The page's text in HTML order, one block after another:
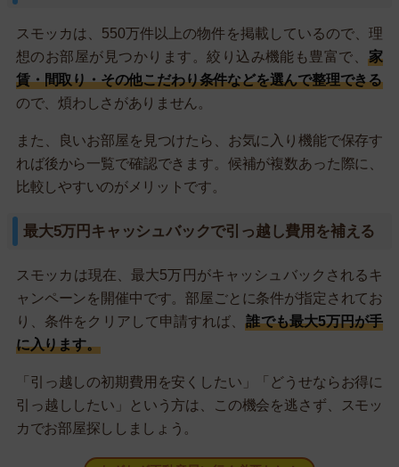
スモッカは、550万件以上の物件を掲載しているので、理
想のお部屋が見つかります。絞り込み機能も豊富で、家
賃・間取り・その他こだわり条件などを選んで整理できる
ので、煩わしさがありません。
また、良いお部屋を見つけたら、お気に入り機能で保存す
れば後から一覧で確認できます。候補が複数あった際に、
比較しやすいのがメリットです。
最大5万円キャッシュバックで引っ越し費用を補える
スモッカは現在、最大5万円がキャッシュバックされるキ
ャンペーンを開催中です。部屋ごとに条件が指定されてお
り、条件をクリアして申請すれば、誰でも最大5万円が手
に入ります。
「引っ越しの初期費用を安くしたい」「どうせならお得に
引っ越ししたい」という方は、この機会を逃さず、スモッ
カでお部屋探ししましょう。